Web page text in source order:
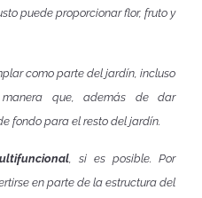
puede proporcionar flor, fruto y
como parte del jardín, incluso
que, además de dar
fondo para el resto del jardín.
, si es posible. Por
en parte de la estructura del